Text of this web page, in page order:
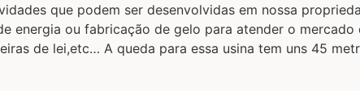
que podem ser desenvolvidas em nossa
energia ou fabricação de gelo para atender o
de lei,etc… A queda para essa usina tem uns 45